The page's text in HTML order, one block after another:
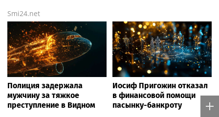
Smi24.net
Полиция задержала
мужчину за тяжкое
преступление в Видном
Иосиф Пригожин отказал
в финансовой помощи
пасынку-банкроту